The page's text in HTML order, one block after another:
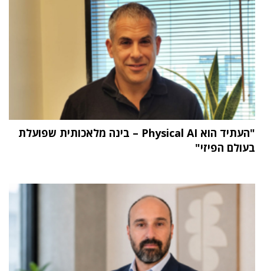
"העתיד הוא Physical AI – בינה מלאכותית שפועלת
בעולם הפיזי"